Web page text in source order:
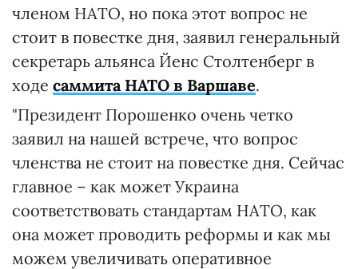
членом НАТО, но пока этот вопрос не
стоит в повестке дня, заявил генеральный
секретарь альянса Йенс Столтенберг в
ходе саммита НАТО в Варшаве.
"Президент Порошенко очень четко
заявил на нашей встрече, что вопрос
членства не стоит на повестке дня. Сейчас
главное – как может Украина
соответствовать стандартам НАТО, как
она может проводить реформы и как мы
можем увеличивать оперативное